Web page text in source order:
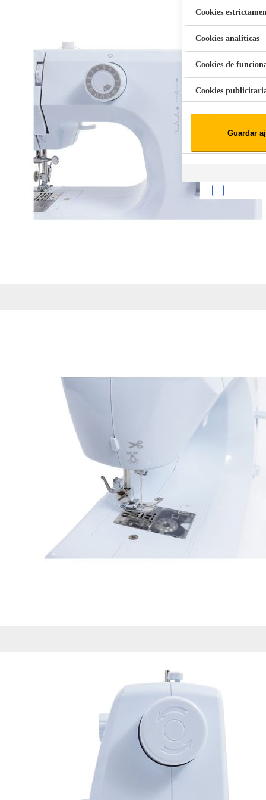
Aspiradora Quitamanchas 450W
Cookies
Cookies analíticas
Cookies de
Cookies
Cookies
Estas cookies son
cookies
administrar tu
presentación del
Cookies
Guardar